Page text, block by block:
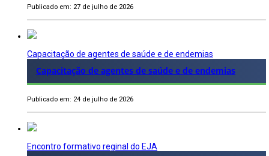
Publicado em: 27 de julho de 2026
Capacitação de agentes de saúde e de endemias
Capacitação de agentes de saúde e de endemias
Publicado em: 24 de julho de 2026
Encontro formativo reginal do EJA